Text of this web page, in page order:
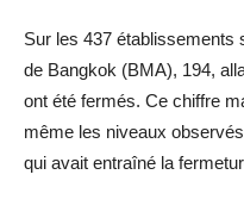
Sur les 437 établissements
de Bangkok (BMA), 194,
ont été fermés. Ce chiffre
même les niveaux
qui avait entraîné la